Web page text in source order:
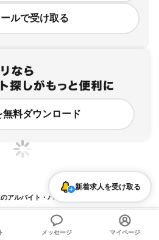
ールで受け取る
無料ダウンロード
アルバイト・バイト求人情報
新着求人を受け取る
メッセージ マイページ